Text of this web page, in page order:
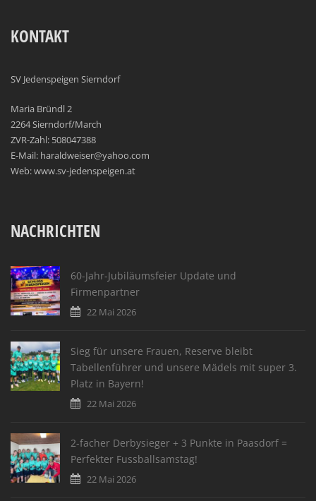
KONTAKT
SV Jedenspeigen Sierndorf
Maria Bründl 2
2264 Sierndorf/March
ZVR-Zahl: 508047388
E-Mail: haraldweiser@yahoo.com
Web: www.sv-jedenspeigen.at
NACHRICHTEN
60-Jahr-Jubiläumsfeier Update und
Firmenpartner
22 Mai 2026
Sieg für unsere Frauen, Reserve bleibt
Tabellenführer und unsere Mädels mit super 3.
Platz in Bayern!
22 Mai 2026
2-facher Derbysieger + 3 Punkte in Paasdorf =
Perfekter Fussballsamstag!
22 Mai 2026